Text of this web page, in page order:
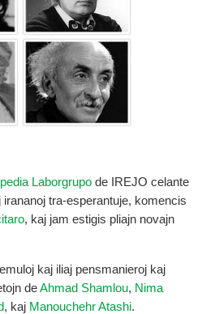
Laborgrupo de IREJO celante
tra-esperantuje, komencis
, kaj jam estigis pliajn novajn
kaj iliaj pensmanieroj kaj
deAhmad Shamlou, Nima
, kaj Manouchehr Atashi.